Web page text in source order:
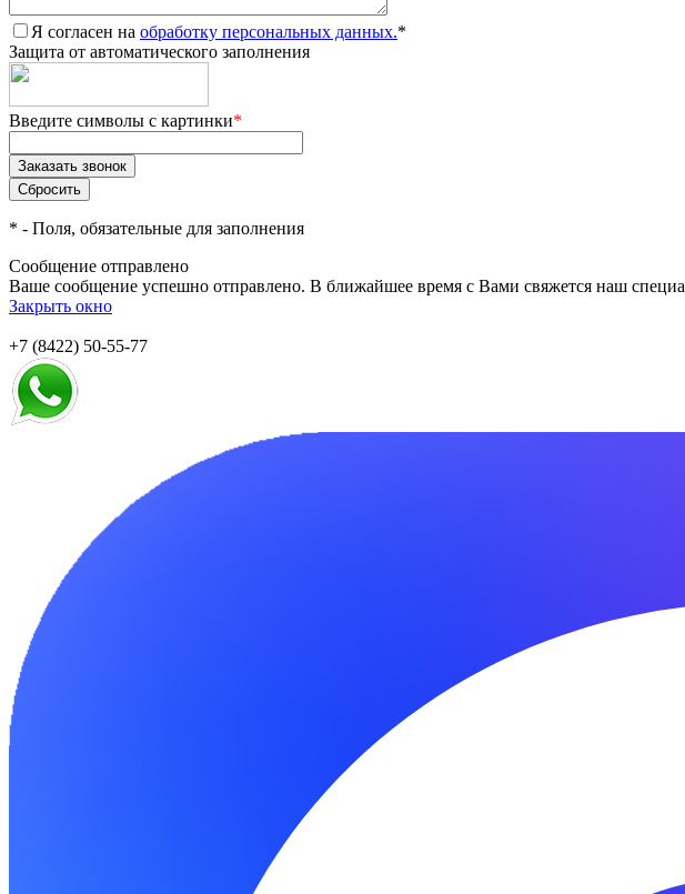
Я согласен на обработку персональных данных.*
Защита от автоматического заполнения
Введите символы с картинки*
* - Поля, обязательные для заполнения
Сообщение отправлено
Ваше сообщение успешно отправлено. В ближайшее время с Вами свяжется наш
Закрыть окно
+7 (8422) 50-55-77